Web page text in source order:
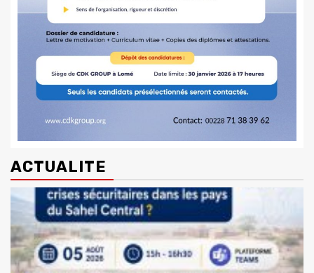
ACTUALITE